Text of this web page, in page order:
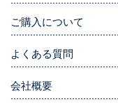
ご購入について
よくある質問
会社概要